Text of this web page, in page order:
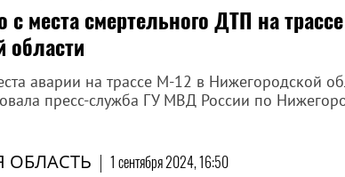
места смертельного ДТП на
области
аварии на трассе М-12 в Нижегородской
пресс-служба ГУ МВД России по
ОБЛАСТЬ | 1 сентября 2024, 16:50